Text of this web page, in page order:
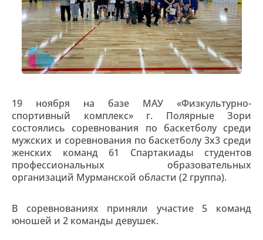
19 ноября на базе МАУ «Физкультурно-
спортивный комплекс» г. Полярные Зори
состоялись соревнования по баскетболу среди
мужских и соревнования по баскетболу 3х3 среди
женских команд 61 Спартакиады студентов
профессиональных образовательных
организаций Мурманской области (2 группа).
В соревнованиях приняли участие 5 команд
юношей и 2 команды девушек.